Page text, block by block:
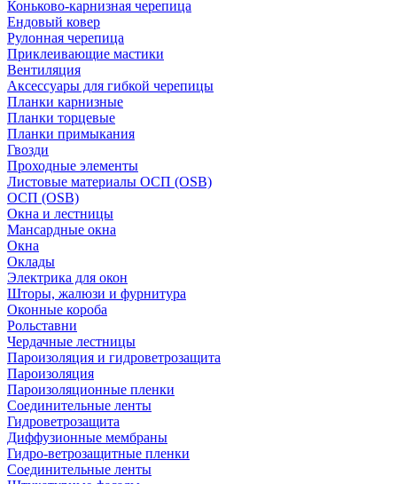
Коньково-карнизная черепица
Ендовый ковер
Рулонная черепица
Приклеивающие мастики
Вентиляция
Аксессуары для гибкой черепицы
Планки карнизные
Планки торцевые
Планки примыкания
Гвозди
Проходные элементы
Листовые материалы ОСП (OSB)
ОСП (OSB)
Окна и лестницы
Мансардные окна
Окна
Оклады
Электрика для окон
Шторы, жалюзи и фурнитура
Оконные короба
Рольставни
Чердачные лестницы
Пароизоляция и гидроветрозащита
Пароизоляция
Пароизоляционные пленки
Соединительные ленты
Гидроветрозащита
Диффузионные мембраны
Гидро-ветрозащитные пленки
Соединительные ленты